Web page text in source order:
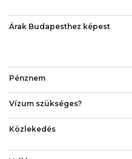
Árak Budapesthez képest
Pénznem
Vízum szükséges?
Közlekedés